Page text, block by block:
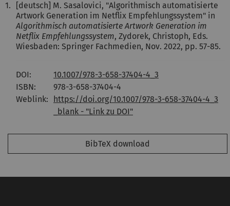
1.
[deutsch] M. Sasalovici, "Algorithmisch automatisierte
Artwork Generation im Netflix Empfehlungssystem" in
Algorithmisch automatisierte Artwork Generation im
Netflix Empfehlungssystem, Zydorek, Christoph, Eds.
Wiesbaden: Springer Fachmedien, Nov. 2022, pp. 57-85.
DOI:
10.1007/978-3-658-37404-4_3
ISBN:
978-3-658-37404-4
Weblink:
https://doi.org/10.1007/978-3-658-37404-4_3
_blank - "Link zu DOI"
BibTeX download